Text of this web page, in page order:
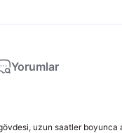
Yorumlar
uzun saatler